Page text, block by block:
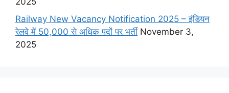
Railway New Vacancy Notification 2025 – इंडियन
रेलवे में 50,000 से अधिक पदों पर भर्ती November 3,
2025